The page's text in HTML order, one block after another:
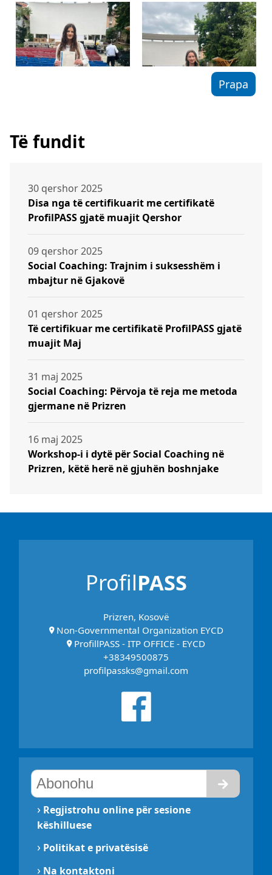
Prapa
Të fundit
30 qershor 2025
Disa nga të certifikuarit me certifikatë
ProfilPASS gjatë muajit Qershor
09 qershor 2025
Social Coaching: Trajnim i suksesshëm i
mbajtur në Gjakovë
01 qershor 2025
Të certifikuar me certifikatë ProfilPASS gjatë
muajit Maj
31 maj 2025
Social Coaching: Përvoja të reja me metoda
gjermane në Prizren
16 maj 2025
Workshop-i i dytë për Social Coaching në
Prizren, këtë herë në gjuhën boshnjake
ProfilPASS
Prizren, Kosovë
Non-Governmental Organization EYCD
ProfillPASS - ITP OFFICE - EYCD
+38349500875
profilpassks@gmail.com
› Regjistrohu online për sesione
këshilluese
› Politikat e privatësisë
› Na kontaktoni